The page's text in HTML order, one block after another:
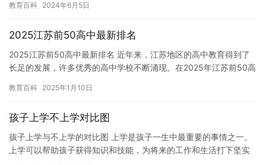
种挑…
教育百科 2024年6月5日
2025江苏前50高中最新排名
2025江苏前50高中最新排名 近年来，江苏地区的高中教育得到了
长足的发展，许多优秀的高中学校不断涌现。在2025年江苏前50高
教育百科 2025年1月10日
孩子上学不上学对比图
孩子上学与不上学的对比图 上学是孩子一生中最重要的事情之一。
上学可以帮助孩子获得知识和技能，为将来的工作和生活打下坚实